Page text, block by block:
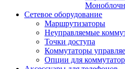
Сетевое оборудование
Маршрутизаторы
Неуправляемые
Точки доступа
Коммутаторы
Опции для